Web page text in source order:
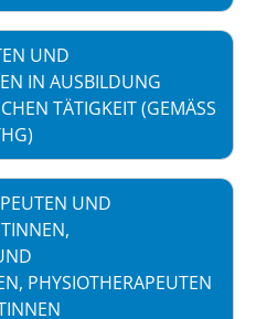
UND
IN AUSBILDUNG
TÄTIGKEIT (GEMÄSS §
UND
PHYSIOTHERAPEUTEN